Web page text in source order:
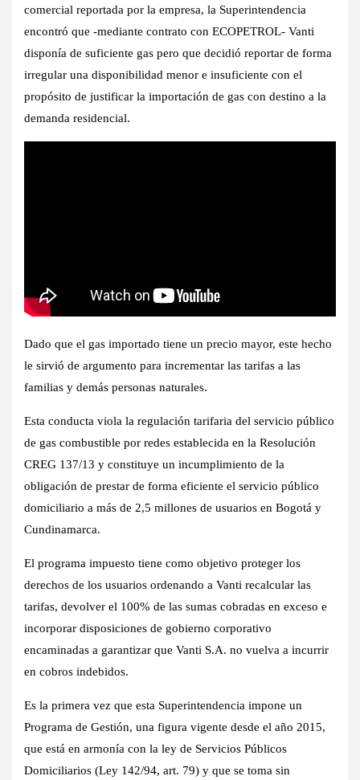
comercial reportada por la empresa, la Superintendencia
encontró que -mediante contrato con ECOPETROL- Vanti
disponía de suficiente gas pero que decidió reportar de forma
irregular una disponibilidad menor e insuficiente con el
propósito de justificar la importación de gas con destino a la
demanda residencial.
Dado que el gas importado tiene un precio mayor, este hecho
le sirvió de argumento para incrementar las tarifas a las
familias y demás personas naturales.
Esta conducta viola la regulación tarifaria del servicio público
de gas combustible por redes establecida en la Resolución
CREG 137/13 y constituye un incumplimiento de la
obligación de prestar de forma eficiente el servicio público
domiciliario a más de 2,5 millones de usuarios en Bogotá y
Cundinamarca.
El programa impuesto tiene como objetivo proteger los
derechos de los usuarios ordenando a Vanti recalcular las
tarifas, devolver el 100% de las sumas cobradas en exceso e
incorporar disposiciones de gobierno corporativo
encaminadas a garantizar que Vanti S.A. no vuelva a incurrir
en cobros indebidos.
Es la primera vez que esta Superintendencia impone un
Programa de Gestión, una figura vigente desde el año 2015,
que está en armonía con la ley de Servicios Públicos
Domiciliarios (Ley 142/94, art. 79) y que se toma sin